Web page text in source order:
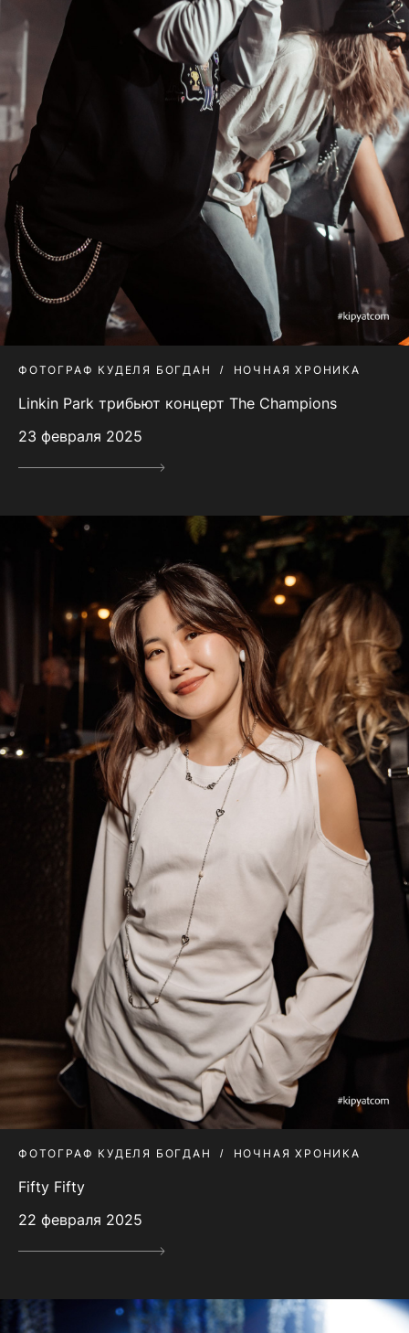
ФОТОГРАФ КУДЕЛЯ БОГДАН НОЧНАЯ ХРОНИКА
Linkin Park трибьют концерт The Champions
23 февраля 2025
ФОТОГРАФ КУДЕЛЯ БОГДАН НОЧНАЯ ХРОНИКА
Fifty Fifty
22 февраля 2025